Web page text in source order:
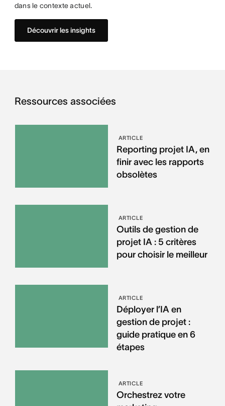
dans le contexte actuel.
Découvrir les insights
Ressources associées
ARTICLE
Reporting projet IA, en
finir avec les rapports
obsolètes
ARTICLE
Outils de gestion de
projet IA : 5 critères
pour choisir le meilleur
ARTICLE
Déployer l’IA en
gestion de projet :
guide pratique en 6
étapes
ARTICLE
Orchestrez votre